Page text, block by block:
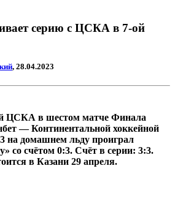
серию с ЦСКА в 7-ой
, 28.04.2023
ЦСКА в шестом матче Финала
— Континентальной хоккейной
на домашнем льду проиграл
со счётом 0:3. Счёт в серии: 3:3.
в Казани 29 апреля.